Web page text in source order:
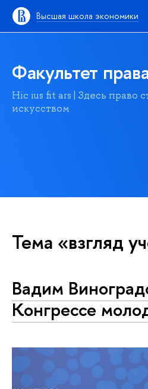
Высшая школа экономики
Факультет
Hic ius fit ars | Здесь право
искусством
Тема «взгляд
Вадим
Конгрессе